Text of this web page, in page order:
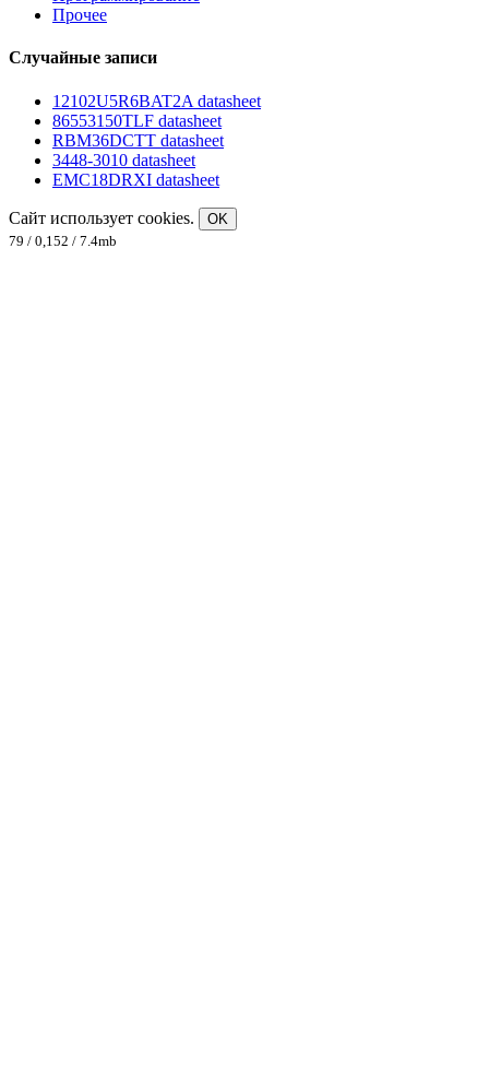
Прочее
Случайные записи
12102U5R6BAT2A datasheet
86553150TLF datasheet
RBM36DCTT datasheet
3448-3010 datasheet
EMC18DRXI datasheet
Сайт использует cookies.
OK
79 / 0,152 / 7.4mb